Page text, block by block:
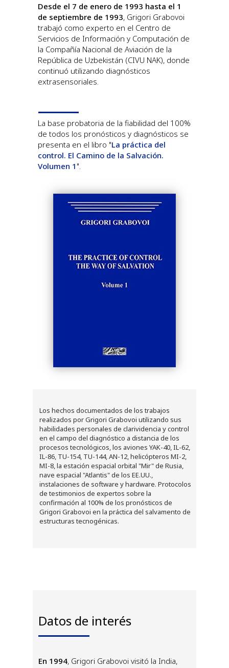
Desde el 7 de enero de 1993 hasta el 1
de septiembre de 1993, Grigori Grabovoi
trabajó como experto en el Centro de
Servicios de Información y Computación de
la Compañía Nacional de Aviación de la
República de Uzbekistán (CIVU NAK), donde
continuó utilizando diagnósticos
extrasensoriales.
Los hechos documentados de los trabajos
realizados por Grigori Grabovoi utilizando sus
habilidades personales de clarividencia y control
en el campo del diagnóstico a distancia de los
procesos tecnológicos, los aviones YAK-40, IL-62,
IL-86, TU-154, TU-144, AN-12, helicópteros MI-2,
MI-8, la estación espacial orbital "Mir" de Rusia,
nave espacial "Atlantis" de los EE.UU.,
instalaciones de software y hardware. Protocolos
de testimonios de expertos sobre la
confirmación al 100% de los pronósticos de
Grigori Grabovoi en la práctica del salvamento de
estructuras tecnogénicas.
La base probatoria de la fiabilidad del 100%
de todos los pronósticos y diagnósticos se
presenta en el libro "La práctica del
control. El Camino de la Salvación.
Volumen 1 ".
En 1994, Grigori Grabovoi visitó la India,
Datos de interés